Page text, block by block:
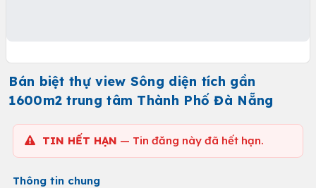
Bán biệt thự view Sông diện tích gần
1600m2 trung tâm Thành Phố Đà Nẵng
TIN HẾT HẠN — Tin đăng này đã hết hạn.
Thông tin chung